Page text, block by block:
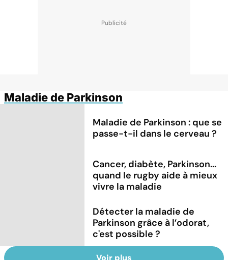
Maladie de Parkinson
Maladie de Parkinson : que se
passe-t-il dans le cerveau ?
Cancer, diabète, Parkinson...
quand le rugby aide à mieux
vivre la maladie
Détecter la maladie de
Parkinson grâce à l’odorat,
c'est possible ?
Voir plus